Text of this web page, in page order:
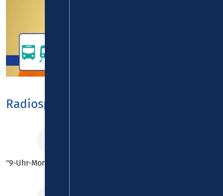
Radiospots 2026
"9-Uhr-Monatskarte im Abo"